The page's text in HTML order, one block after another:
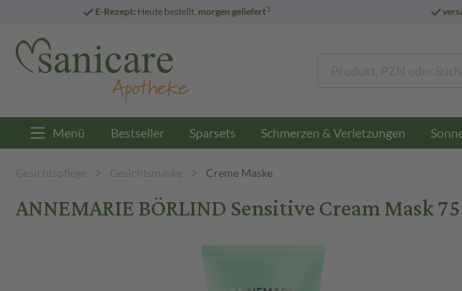
E-Rezept: Heute bestellt, morgen geliefert3
Menü Bestseller Sparsets Schmerzen & Verletzungen
Gesichtspflege Gesichtsmaske Creme Maske
ANNEMARIE BÖRLIND Sensitive Cream Mask